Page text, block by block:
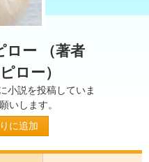
ロー （著者
ロー）
小説を投稿していま
いします。
に追加